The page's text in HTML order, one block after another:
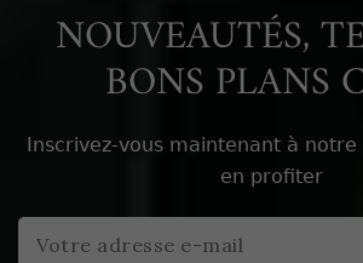
NOUVEAUTÉS,
BONS PLANS
Inscrivez-vous maintenant à
en profiter